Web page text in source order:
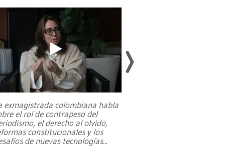
exmagistrada colombiana habla
el rol de contrapeso del
el derecho al olvido,
constitucionales y los
de nuevas tecnologías...